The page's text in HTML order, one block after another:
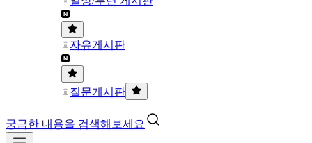
자유게시판
질문게시판
궁금한 내용을 검색해보세요